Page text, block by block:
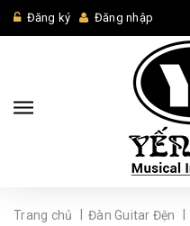
Đăng ký Đăng nhập
Trang chủ Đàn Guitar Đện